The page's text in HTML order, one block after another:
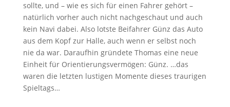
sollte, und – wie es sich für einen Fahrer gehört –
natürlich vorher auch nicht nachgeschaut und auch
kein Navi dabei. Also lotste Beifahrer Günz das Auto
aus dem Kopf zur Halle, auch wenn er selbst noch
nie da war. Daraufhin gründete Thomas eine neue
Einheit für Orientierungsvermögen: Günz. …das
waren die letzten lustigen Momente dieses traurigen
Spieltags…